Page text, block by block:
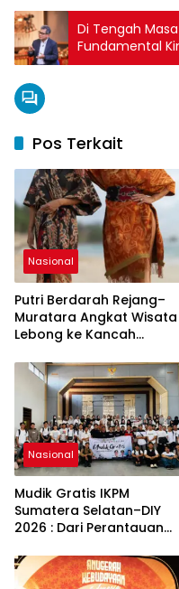
Di Tengah
Fundamental
Pos Terkait
Nasional
Putri Berdarah Rejang–
Muratara Angkat Wisata
Lebong ke Kancah
Nasional
Mudik Gratis IKPM
Sumatera Selatan–DIY
2026 : Dari Perantauan
Halaman, Menguatkan
Silaturahmi dan Harapan